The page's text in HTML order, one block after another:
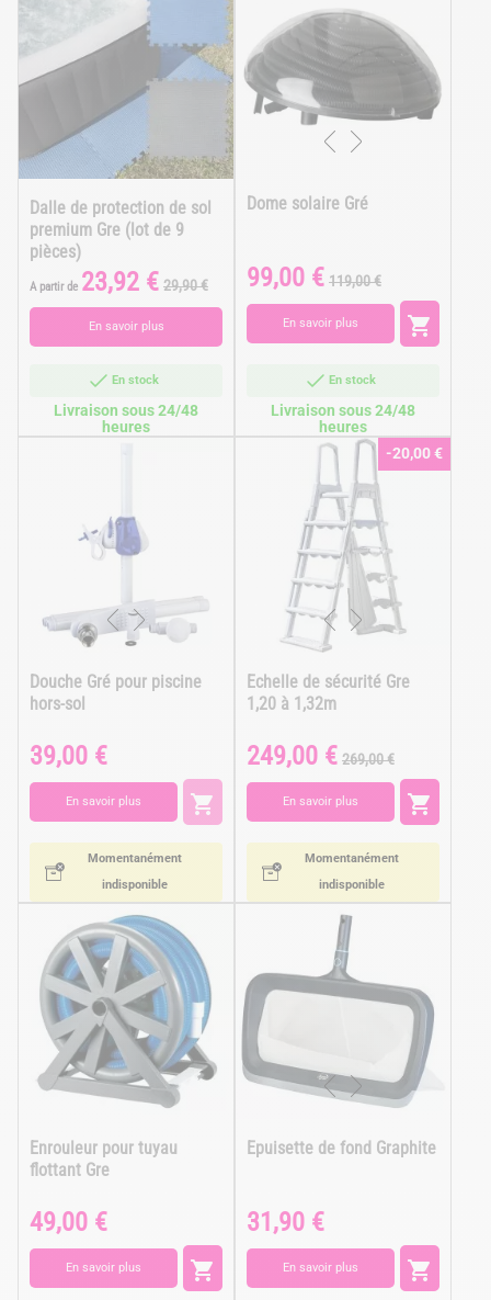
Dalle de protection de sol
premium Gre (lot de 9
pièces)
A partir de Prix
23,92 € Prix
de
base
29,90 €
En savoir plus
En stock
Livraison sous 24/48
heures
Dome solaire Gré
Prix
99,00 € Prix
base
119,00 €
En savoir plus 
En stock
Livraison sous 24/48
heures
Douche Gré pour piscine
hors-sol
Prix
39,00 €
En savoir plus 
Momentanément
indisponible
-20,00 €
Echelle de sécurité Gre
1,20 à 1,32m
Prix
249,00 € Prix
base
269,00 €
En savoir plus 
Momentanément
indisponible
Enrouleur pour tuyau
flottant Gre
Prix
49,00 €
En savoir plus 
Epuisette de fond Graphite
Prix
31,90 €
En savoir plus 